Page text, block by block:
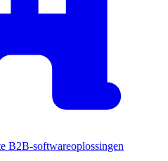
B2B-softwareoplossingen